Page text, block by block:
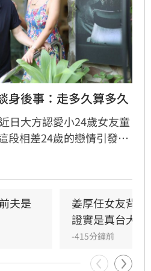
身後事：走多久算多久
日大方認愛小24歲女友童
段相差24歲的戀情引發熱
距的擔憂，姜厚任受訪時
順其自然，尚未深入討
夫是
姜厚任女友背
證實是真台大畢
-415分鐘前